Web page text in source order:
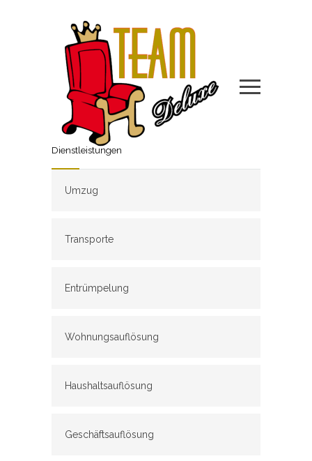
Dienstleistungen
Umzug
Transporte
Entrümpelung
Wohnungsauflösung
Haushaltsauflösung
Geschäftsauflösung